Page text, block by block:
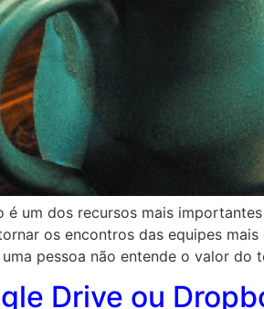
é um dos recursos mais
os encontros das equipes mais
uma pessoa não entende o valor
Drive ou